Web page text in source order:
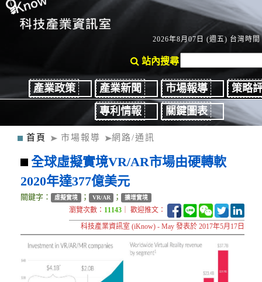
2026年8月07日 (週五) 台灣時間
站內搜尋
產業政策 產業新聞 市場報導
策略
專利情報
關鍵圖表
首頁 市場報導 網路/通訊
全球虛擬實境VR/AR市場由硬轉軟
2020年達377億美元
關鍵字： 虛擬實境 ； VR/AR ； 擴增實境
瀏覽次數： 11143 ｜ 歡迎推文：
科技產業資訊室 (iKnow) - May 發表於 2017年5月17日